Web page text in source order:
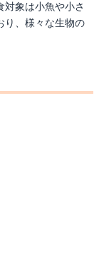
対象は小魚や小さ
り、様々な生物の